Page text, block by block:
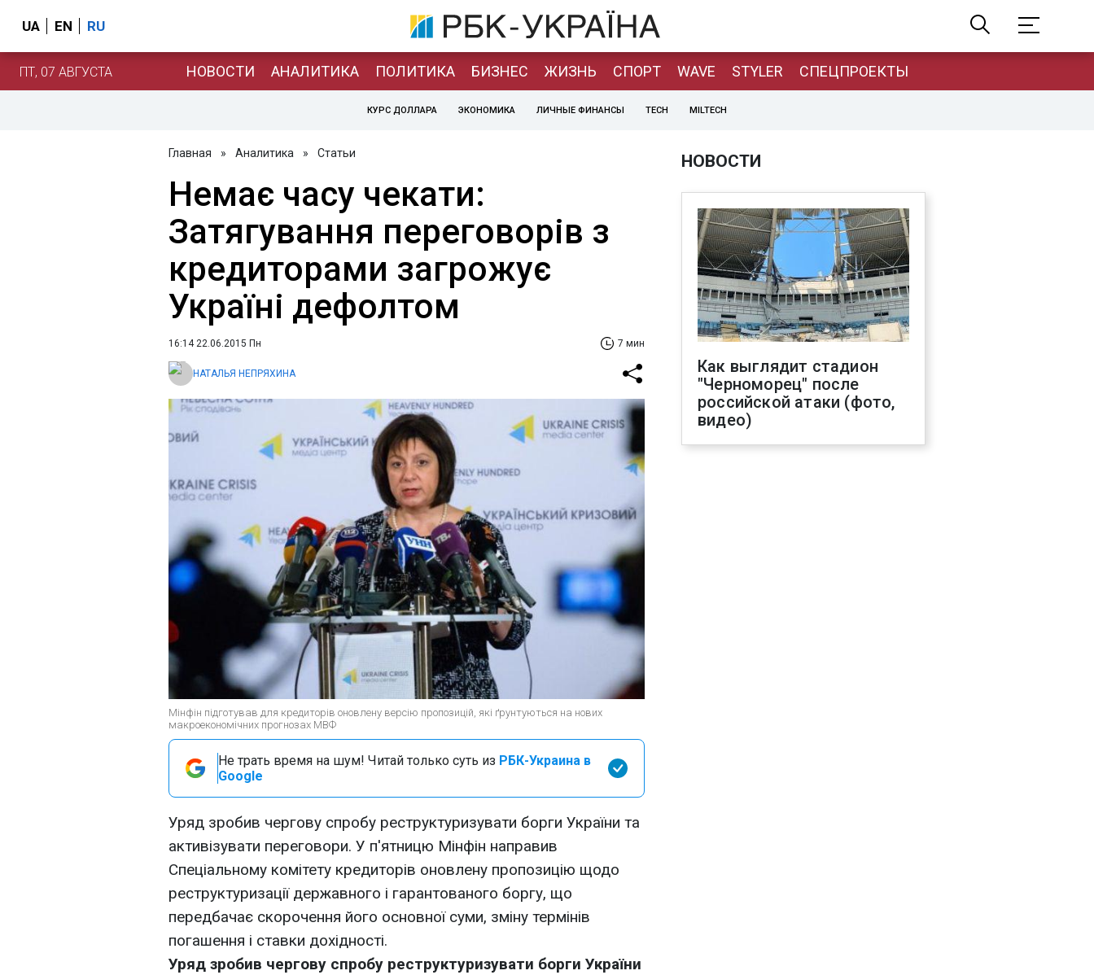
UA EN RU
ПТ, 07 АВГУСТА НОВОСТИ АНАЛИТИКА ПОЛИТИКА БИЗНЕС ЖИЗНЬ СПОРТ WAVE STYLER СПЕЦПРОЕКТЫ
КУРС ДОЛЛАРА ЭКОНОМИКА ЛИЧНЫЕ ФИНАНСЫ TECH MILTECH
Главная » Аналитика » Статьи
Немає часу чекати:
Затягування переговорів з
кредиторами загрожує
Україні дефолтом
16:14 22.06.2015 Пн 7 мин
НАТАЛЬЯ НЕПРЯХИНА
Мінфін підготував для кредиторів оновлену версію пропозицій, які ґрунтуються на нових
макроекономічних прогнозах МВФ
Не трать время на шум! Читай только суть из РБК-Украина в
Google
Уряд зробив чергову спробу реструктуризувати борги України та
активізувати переговори. У п'ятницю Мінфін направив
Спеціальному комітету кредиторів оновлену пропозицію щодо
реструктуризації державного і гарантованого боргу, що
передбачає скорочення його основної суми, зміну термінів
погашення і ставки дохідності.
Уряд зробив чергову спробу реструктуризувати борги України
НОВОСТИ
Как выглядит стадион
"Черноморец" после
российской атаки (фото,
видео)